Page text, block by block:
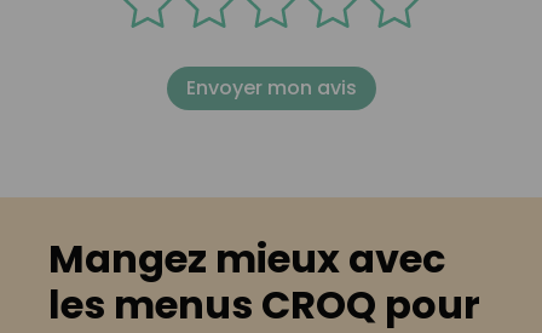
Envoyer mon avis
Mangez mieux avec
les menus CROQ pour